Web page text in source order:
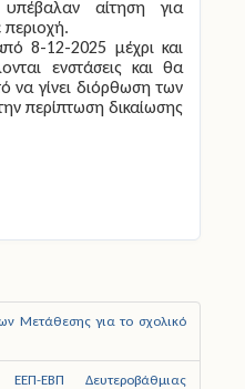
αίτηση για
8-12-2025 μέχρι και
ενστάσεις και θα
να γίνει διόρθωση των
περίπτωση δικαίωσης
Μετάθεσης για το σχολικό
ΕΕΠ-ΕΒΠ Δευτεροβάθμιας